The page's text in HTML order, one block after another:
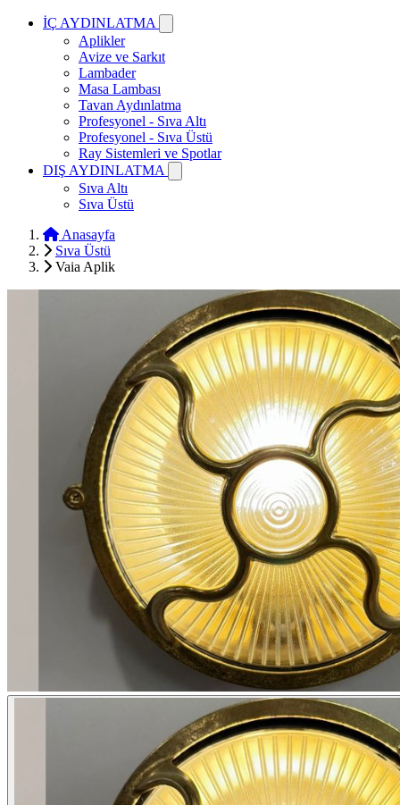
İÇ AYDINLATMA
Aplikler
Avize ve Sarkıt
Lambader
Masa Lambası
Tavan Aydınlatma
Profesyonel - Sıva Altı
Profesyonel - Sıva Üstü
Ray Sistemleri ve Spotlar
DIŞ AYDINLATMA
Sıva Altı
Sıva Üstü
Anasayfa
Sıva Üstü
Vaia Aplik